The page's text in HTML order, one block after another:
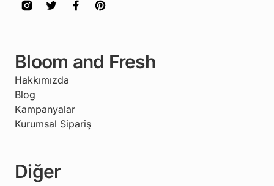
Bloom and Fresh
Hakkımızda
Blog
Kampanyalar
Kurumsal Sipariş
Diğer